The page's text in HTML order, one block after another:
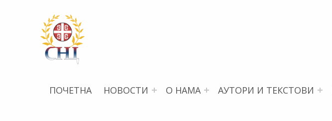
ПОЧЕТНА НОВОСТИ О НАМА АУТОРИ И ТЕКСТОВИ